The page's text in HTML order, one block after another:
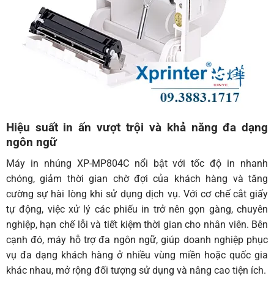
Hiệu suất in ấn vượt trội và khả năng đa dạng
ngôn ngữ
Máy in nhúng XP-MP804C nổi bật với tốc độ in nhanh
chóng, giảm thời gian chờ đợi của khách hàng và tăng
cường sự hài lòng khi sử dụng dịch vụ. Với cơ chế cắt giấy
tự động, việc xử lý các phiếu in trở nên gọn gàng, chuyên
nghiệp, hạn chế lỗi và tiết kiệm thời gian cho nhân viên. Bên
cạnh đó, máy hỗ trợ đa ngôn ngữ, giúp doanh nghiệp phục
vụ đa dạng khách hàng ở nhiều vùng miền hoặc quốc gia
khác nhau, mở rộng đối tượng sử dụng và nâng cao tiện ích.